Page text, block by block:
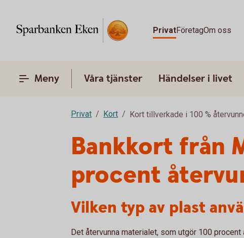
PrivatFöretagOm oss
Meny Våra tjänster Händelser i livet
Privat Kort Kort tillverkade i 100 %
Bankkort från
procent
Vilken typ av plast
Det återvunna materialet, som utgör 100